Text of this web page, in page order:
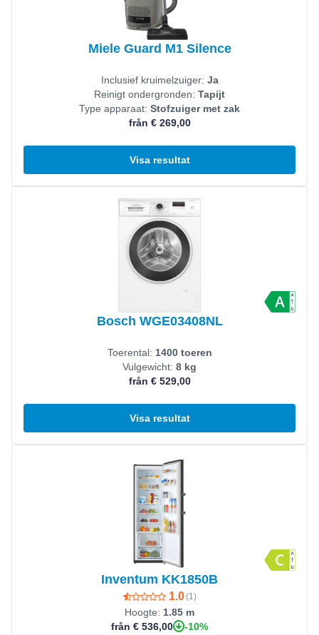
Miele Guard M1 Silence
Inclusief kruimelzuiger: Ja
Reinigt ondergronden: Tapijt
Type apparaat: Stofzuiger met zak
från € 269,00
Visa resultat
Bosch WGE03408NL
Toerental: 1400 toeren
Vulgewicht: 8 kg
från € 529,00
Visa resultat
Inventum KK1850B
1.0(1 )
Hoogte: 1.85 m
från € 536,00
-10%